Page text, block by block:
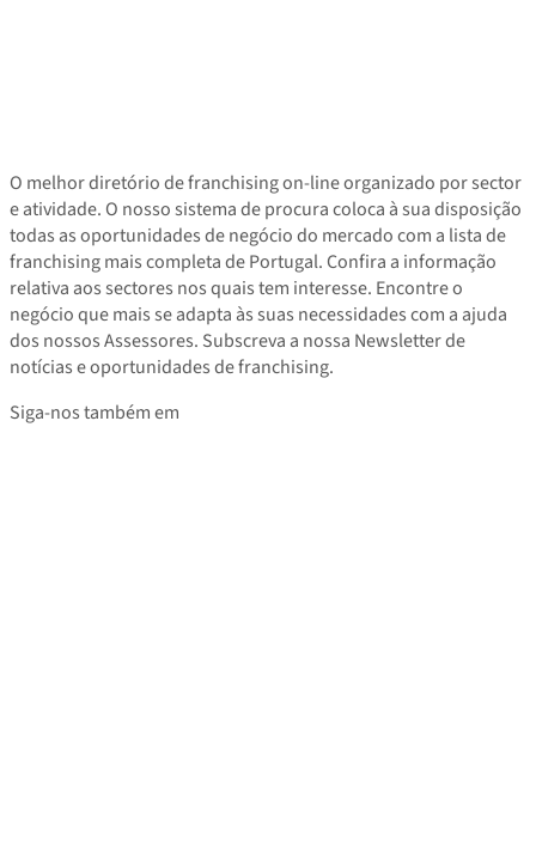
O melhor diretório de franchising on-line organizado por sector
e atividade. O nosso sistema de procura coloca à sua disposição
todas as oportunidades de negócio do mercado com a lista de
franchising mais completa de Portugal. Confira a informação
relativa aos sectores nos quais tem interesse. Encontre o
negócio que mais se adapta às suas necessidades com a ajuda
dos nossos Assessores. Subscreva a nossa Newsletter de
notícias e oportunidades de franchising.
Siga-nos também em